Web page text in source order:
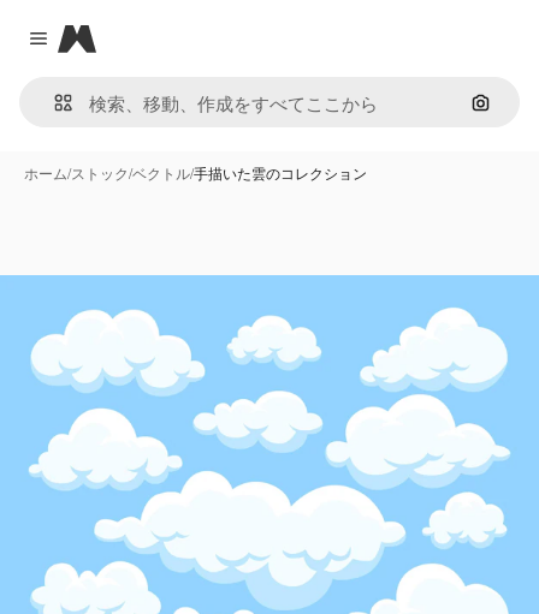
Close menu
Magnific
画像で
ホーム/ストック/ベクトル/手描いた雲のコレクション